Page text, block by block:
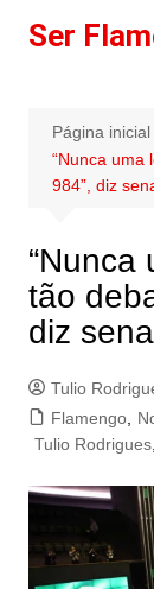
paraSer
Página inicial
“Nunca uma
984”, diz
“Nunca
tão
diz
Tulio
Flamengo,
Tulio Rodrigues,